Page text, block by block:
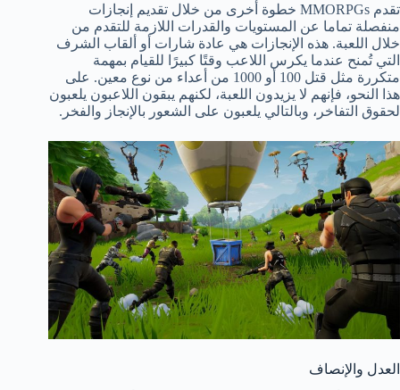
تقدم MMORPGs خطوة أخرى من خلال تقديم إنجازات
منفصلة تماما عن المستويات والقدرات اللازمة للتقدم من
خلال اللعبة. هذه الإنجازات هي عادة شارات أو ألقاب الشرف
التي تُمنح عندما يكرس اللاعب وقتًا كبيرًا للقيام بمهمة
متكررة مثل قتل 100 أو 1000 من أعداء من نوع معين. على
هذا النحو، فإنهم لا يزيدون اللعبة، لكنهم يبقون اللاعبون يلعبون
لحقوق التفاخر، وبالتالي يلعبون على الشعور بالإنجاز والفخر.
العدل والإنصاف